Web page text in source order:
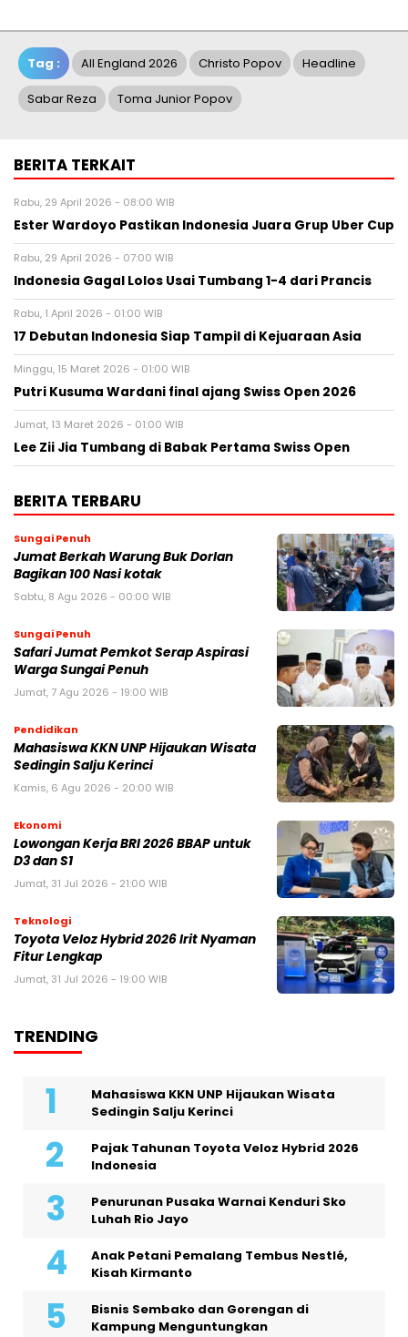
Tag : All England 2026 Christo Popov Headline
Sabar Reza Toma Junior Popov
BERITA TERKAIT
Rabu, 29 April 2026 - 08:00 WIB
Ester Wardoyo Pastikan Indonesia Juara Grup Uber Cup
Rabu, 29 April 2026 - 07:00 WIB
Indonesia Gagal Lolos Usai Tumbang 1-4 dari Prancis
Rabu, 1 April 2026 - 01:00 WIB
17 Debutan Indonesia Siap Tampil di Kejuaraan Asia
Minggu, 15 Maret 2026 - 01:00 WIB
Putri Kusuma Wardani final ajang Swiss Open 2026
Jumat, 13 Maret 2026 - 01:00 WIB
Lee Zii Jia Tumbang di Babak Pertama Swiss Open
BERITA TERBARU
Sungai Penuh
Jumat Berkah Warung Buk Dorlan
Bagikan 100 Nasi kotak
Sabtu, 8 Agu 2026 - 00:00 WIB
Sungai Penuh
Safari Jumat Pemkot Serap Aspirasi
Warga Sungai Penuh
Jumat, 7 Agu 2026 - 19:00 WIB
Pendidikan
Mahasiswa KKN UNP Hijaukan Wisata
Sedingin Salju Kerinci
Kamis, 6 Agu 2026 - 20:00 WIB
Ekonomi
Lowongan Kerja BRI 2026 BBAP untuk
D3 dan S1
Jumat, 31 Jul 2026 - 21:00 WIB
Teknologi
Toyota Veloz Hybrid 2026 Irit Nyaman
Fitur Lengkap
Jumat, 31 Jul 2026 - 19:00 WIB
TRENDING
Mahasiswa KKN UNP Hijaukan Wisata
Sedingin Salju Kerinci
Pajak Tahunan Toyota Veloz Hybrid 2026
Indonesia
Penurunan Pusaka Warnai Kenduri Sko
Luhah Rio Jayo
Anak Petani Pemalang Tembus Nestlé,
Kisah Kirmanto
Bisnis Sembako dan Gorengan di
Kampung Menguntungkan